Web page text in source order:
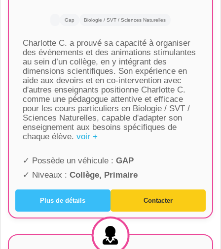
Gap Biologie / SVT / Sciences Naturelles
Charlotte C. a prouvé sa capacité à organiser
des événements et des animations stimulantes
au sein d’un collège, en y intégrant des
dimensions scientifiques. Son expérience en
aide aux devoirs et en co-intervention avec
d'autres enseignants positionne Charlotte C.
comme une pédagogue attentive et efficace
pour les cours particuliers en Biologie / SVT /
Sciences Naturelles, capable d'adapter son
enseignement aux besoins spécifiques de
chaque élève. voir +
✓ Possède un véhicule : GAP
✓ Niveaux : Collège, Primaire
Plus de détails Contacter